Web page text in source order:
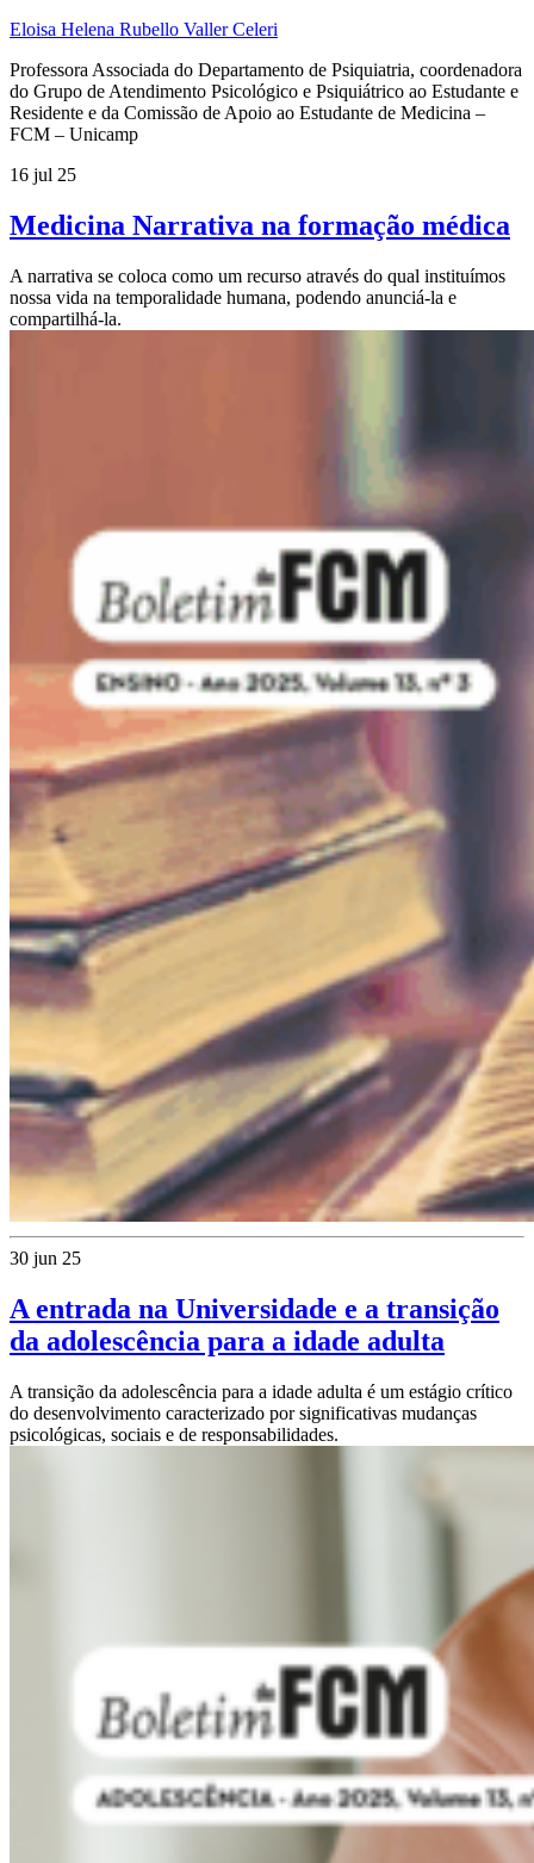
Eloisa Helena Rubello Valler Celeri
Professora Associada do Departamento de Psiquiatria, coordenadora
do Grupo de Atendimento Psicológico e Psiquiátrico ao Estudante e
Residente e da Comissão de Apoio ao Estudante de Medicina –
FCM – Unicamp
16 jul 25
Medicina Narrativa na formação médica
A narrativa se coloca como um recurso através do qual instituímos
nossa vida na temporalidade humana, podendo anunciá-la e
compartilhá-la.
30 jun 25
A entrada na Universidade e a transição
da adolescência para a idade adulta
A transição da adolescência para a idade adulta é um estágio crítico
do desenvolvimento caracterizado por significativas mudanças
psicológicas, sociais e de responsabilidades.